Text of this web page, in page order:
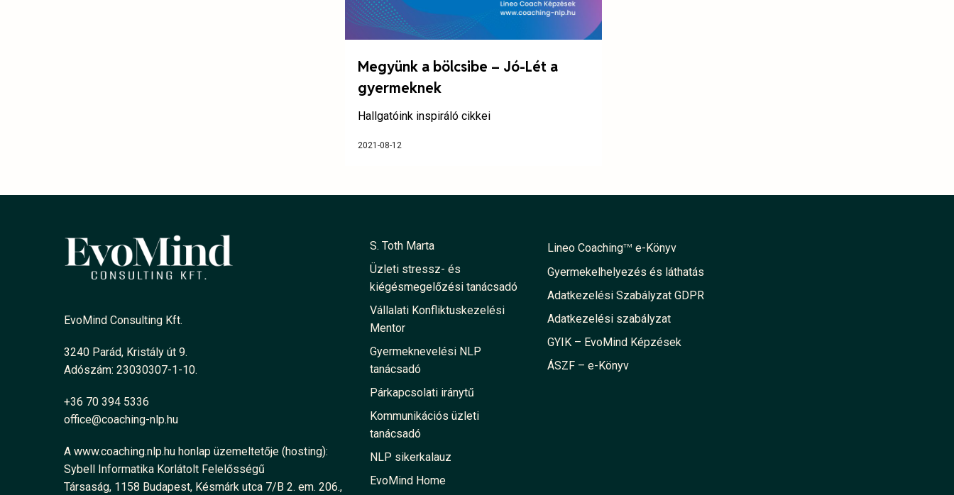
Megyünk a bölcsibe – Jó-Lét a
gyermeknek
Hallgatóink inspiráló cikkei
2021-08-12
EvoMind Consulting Kft.
3240 Parád, Kristály út 9.
Adószám: 23030307-1-10.
+36 70 394 5336
office@coaching-nlp.hu
A www.coaching.nlp.hu honlap üzemeltetője (hosting):
Sybell Informatika Korlátolt Felelősségű
Társaság, 1158 Budapest, Késmárk utca 7/B 2. em. 206.,
S. Toth Marta
Üzleti stressz- és
kiégésmegelőzési tanácsadó
Vállalati Konfliktuskezelési
Mentor
Gyermeknevelési NLP
tanácsadó
Párkapcsolati iránytű
Kommunikációs üzleti
tanácsadó
NLP sikerkalauz
EvoMind Home
Lineo CoachingTM e-Könyv
Gyermekelhelyezés és láthatás
Adatkezelési Szabályzat GDPR
Adatkezelési szabályzat
GYIK – EvoMind Képzések
ÁSZF – e-Könyv